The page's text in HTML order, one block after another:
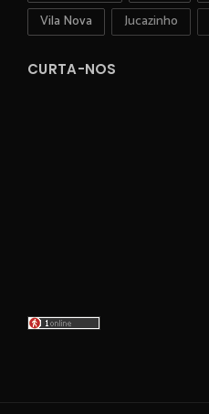
Vila Nova
Jucazinho
CURTA-NOS